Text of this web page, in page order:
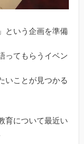
という企画を準備
ってもらうイベン
いことが見つかる
育について最近い